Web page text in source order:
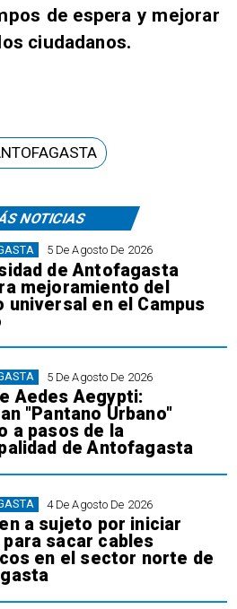
de espera y mejorar
ciudadanos.
NOTICIAS
5 De Agosto De 2026
de Antofagasta
mejoramiento del
universal en el Campus
5 De Agosto De 2026
Aedes Aegypti:
"Pantano Urbano"
a pasos de la
de Antofagasta
4 De Agosto De 2026
a sujeto por iniciar
para sacar cables
en el sector norte de